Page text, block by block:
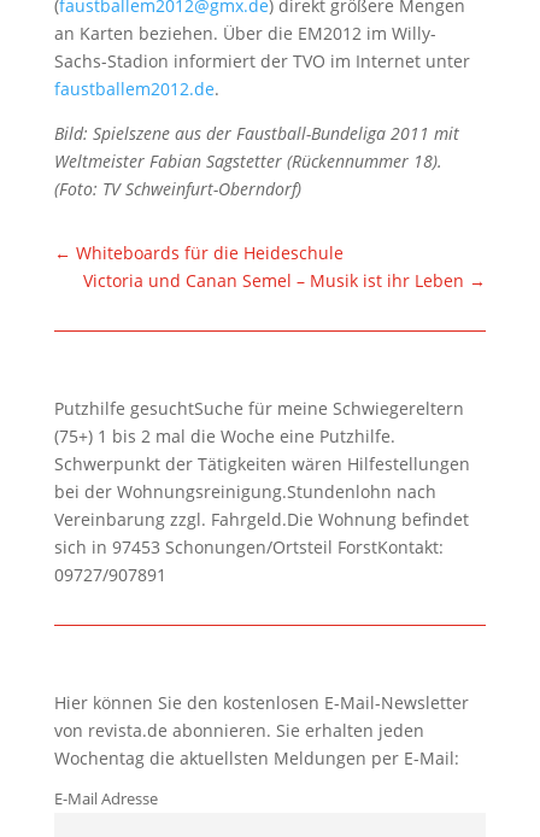
(faustballem2012@gmx.de) direkt größere Mengen
an Karten beziehen. Über die EM2012 im Willy-
Sachs-Stadion informiert der TVO im Internet unter
faustballem2012.de.
Bild: Spielszene aus der Faustball-Bundeliga 2011 mit
Weltmeister Fabian Sagstetter (Rückennummer 18).
(Foto: TV Schweinfurt-Oberndorf)
← Whiteboards für die Heideschule
Victoria und Canan Semel – Musik ist ihr Leben →
Putzhilfe gesuchtSuche für meine Schwiegereltern
(75+) 1 bis 2 mal die Woche eine Putzhilfe.
Schwerpunkt der Tätigkeiten wären Hilfestellungen
bei der Wohnungsreinigung.Stundenlohn nach
Vereinbarung zzgl. Fahrgeld.Die Wohnung befindet
sich in 97453 Schonungen/Ortsteil ForstKontakt:
09727/907891
Hier können Sie den kostenlosen E-Mail-Newsletter
von revista.de abonnieren. Sie erhalten jeden
Wochentag die aktuellsten Meldungen per E-Mail:
E-Mail Adresse